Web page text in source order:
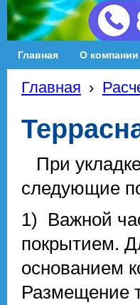
Главная О компании
Главная ›
При
следующие
1) Важной
покрытием.
основанием
Размещение